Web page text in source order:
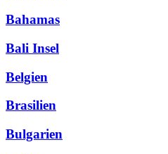
Bahamas
Bali Insel
Belgien
Brasilien
Bulgarien